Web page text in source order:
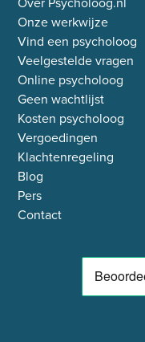
Onze werkwijze
Vind een psycholoog
Veelgestelde vragen
Online psycholoog
Geen wachtlijst
Kosten psycholoog
Vergoedingen
Klachtenregeling
Blog
Pers
Contact